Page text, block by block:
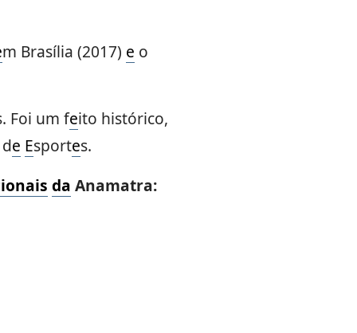
m Brasília (2017) e o
Foi um feito histórico,
e Esportes.
da Anamatra: